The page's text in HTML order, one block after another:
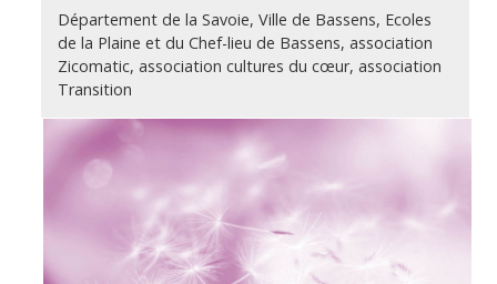
Département de la Savoie, Ville de Bassens, Ecoles
de la Plaine et du Chef-lieu de Bassens, association
Zicomatic, association cultures du cœur, association
Transition